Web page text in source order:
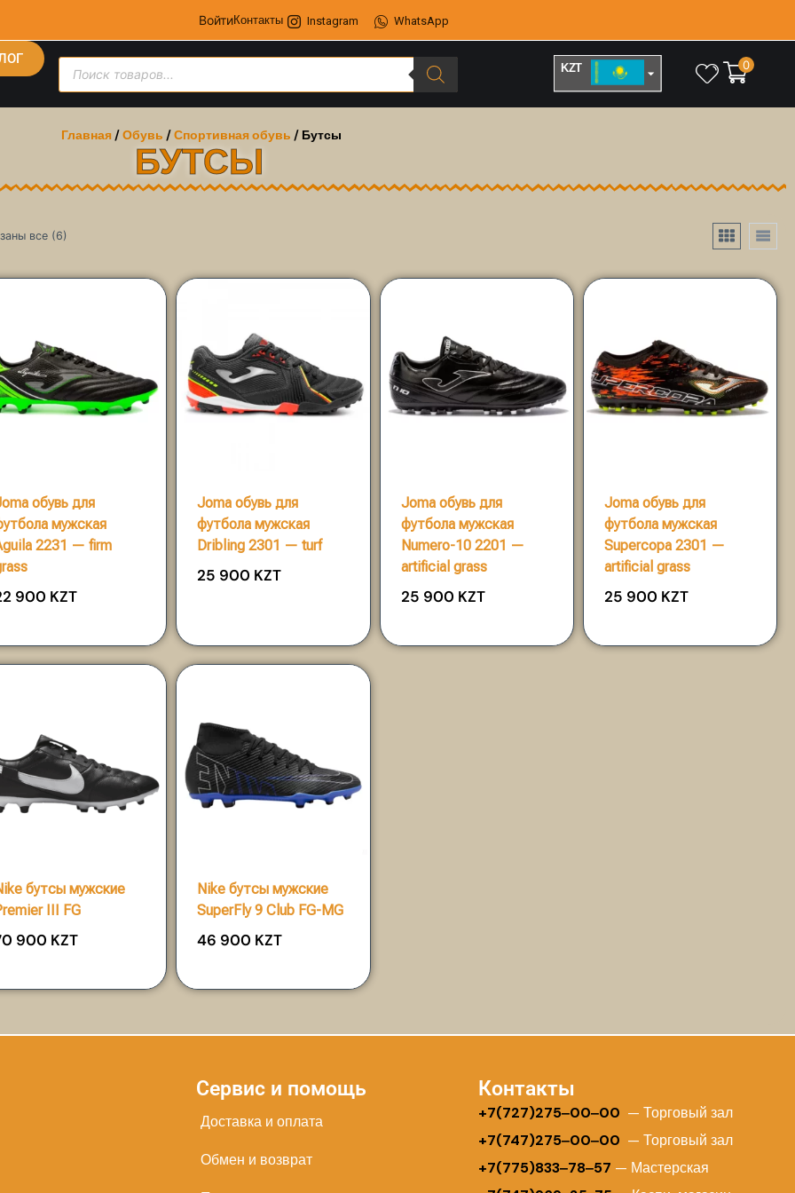
ВойтиКонтакты Instagram WhatsApp
KZT 0
Главная/Обувь /Спортивная обувь / Бутсы
БУТСЫ
все (6)
обувь для
мужская
2231 — firm
900 KZT
Joma обувь для
футбола мужская
Dribling 2301 — turf
25 900 KZT
Joma обувь для
футбола мужская
Numero-10 2201 —
artificial grass
25 900 KZT
Joma обувь для
футбола мужская
Supercopa 2301 —
artificial grass
25 900 KZT
бутсы мужские
III FG
900 KZT
Nike бутсы мужские
SuperFly 9 Club FG-MG
46 900 KZT
Сервис и помощь
Доставка и оплата
Обмен и возврат
Контакты
+7(727)275‒00‒00 — Торговый зал
+7(747)275‒00‒00 — Торговый зал
+7(775)833‒78‒57 — Мастерская